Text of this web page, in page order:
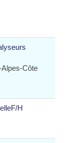
Côte
H